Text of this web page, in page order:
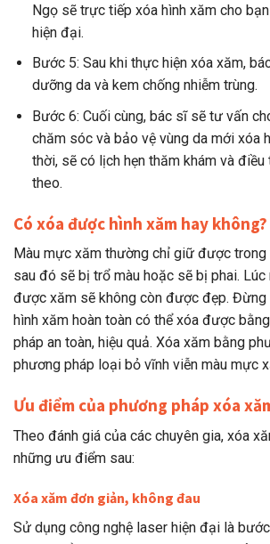
Ngọ sẽ trực tiếp xóa hình xăm cho
hiện đại.
Bước 5: Sau khi thực hiện xóa xăm,
dưỡng da và kem chống nhiễm trùng.
Bước 6: Cuối cùng, bác sĩ sẽ tư vấn
chăm sóc và bảo vệ vùng da mới xóa
thời, sẽ có lịch hẹn thăm khám và
theo.
Có xóa được hình xăm hay không?
Màu mực xăm thường chỉ giữ được
sau đó sẽ bị trổ màu hoặc sẽ bị phai. Lúc
được xăm sẽ không còn được đẹp. Đừng
hình xăm hoàn toàn có thể xóa được
pháp an toàn, hiệu quả. Xóa xăm bằng
phương pháp loại bỏ vĩnh viễn màu mực
Ưu điểm của phương pháp xóa
Theo đánh giá của các chuyên gia, xóa
những ưu điểm sau:
Xóa xăm đơn giản, không đau
Sử dụng công nghệ laser hiện đại là